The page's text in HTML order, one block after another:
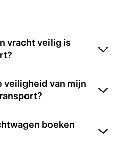
vracht veilig is
veiligheid van mijn
boeken